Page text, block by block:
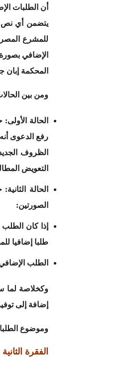
أن الطلبات
يتضمن أي نص
للمشرع
الإضافي
المحكمة إبان
ومن بين
الحالة الأولى:
رفع الدعوى
الظروف
التعويض
الحالة الثانية:
الصورتين:
إذا كان
طلبا إضافيا
الطلب
وكخلاصة لما
إضافة إلى
وموضوع
الفقرة